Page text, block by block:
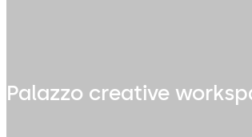
Palazzo creative